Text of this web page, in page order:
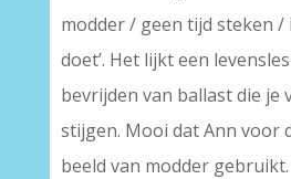
modder / geen tijd steken
doet’. Het lijkt een
bevrijden van ballast die je
stijgen. Mooi dat Ann voor
beeld van modder